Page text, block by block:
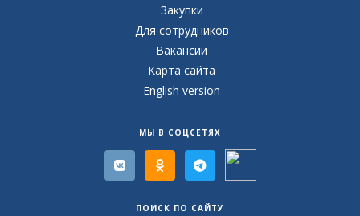
Закупки
Для сотрудников
Вакансии
Карта сайта
English version
МЫ В СОЦСЕТЯХ
ПОИСК ПО САЙТУ